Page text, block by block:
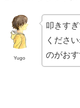
Yugo
叩きす
くださ
のがお